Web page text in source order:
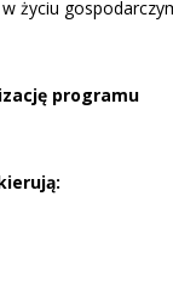
życiu
programu